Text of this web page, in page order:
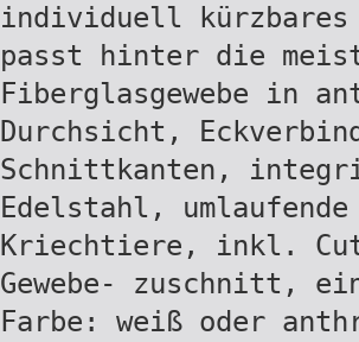
individuell kürzbares
passt hinter die
Fiberglasgewebe in
Durchsicht,
Schnittkanten,
Edelstahl,
Kriechtiere, inkl.
Gewebe- zuschnitt,
Farbe: weiß oder